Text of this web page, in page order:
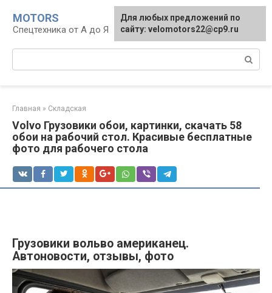
контенту
MOTORS
Спецтехника от А до Я
Главная » Складская
Volvo Грузовики обои, картинки, скачать 58
обои на рабочий стол. Красивые бесплатные
фото для рабочего стола
Грузовики вольво американец.
Автоновости, отзывы, фото
Для любых предложений по
сайту: velomotors22@cp9.ru